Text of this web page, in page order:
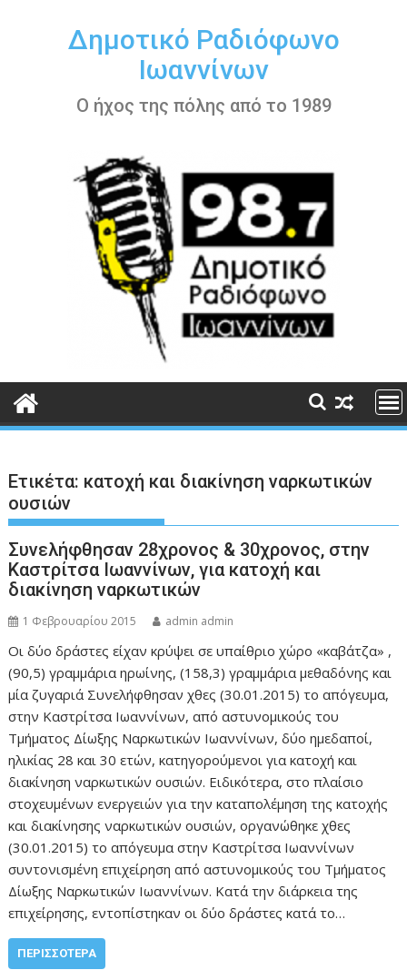
περιεχόμενοΔημοτικό Ραδιόφωνο
Ιωαννίνων
Ο ήχος της πόλης από το 1989
Ετικέτα: κατοχή και διακίνηση ναρκωτικών
ουσιών
Συνελήφθησαν 28χρονος & 30χρονος, στην
Καστρίτσα Ιωαννίνων, για κατοχή και
διακίνηση ναρκωτικών
1 Φεβρουαρίου 2015 admin admin
Οι δύο δράστες είχαν κρύψει σε υπαίθριο χώρο «καβάτζα» ,
(90,5) γραμμάρια ηρωίνης, (158,3) γραμμάρια μεθαδόνης και
μία ζυγαριά Συνελήφθησαν χθες (30.01.2015) το απόγευμα,
στην Καστρίτσα Ιωαννίνων, από αστυνομικούς του
Τμήματος Δίωξης Ναρκωτικών Ιωαννίνων, δύο ημεδαποί,
ηλικίας 28 και 30 ετών, κατηγορούμενοι για κατοχή και
διακίνηση ναρκωτικών ουσιών. Ειδικότερα, στο πλαίσιο
στοχευμένων ενεργειών για την καταπολέμηση της κατοχής
και διακίνησης ναρκωτικών ουσιών, οργανώθηκε χθες
(30.01.2015) το απόγευμα στην Καστρίτσα Ιωαννίνων
συντονισμένη επιχείρηση από αστυνομικούς του Τμήματος
Δίωξης Ναρκωτικών Ιωαννίνων. Κατά την διάρκεια της
επιχείρησης, εντοπίστηκαν οι δύο δράστες κατά το…
ΠΕΡΙΣΣΌΤΕΡΑ